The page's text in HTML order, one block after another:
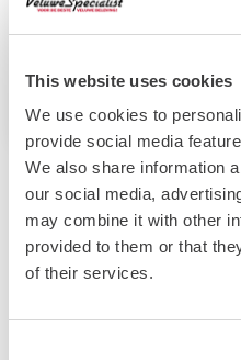
This website uses cookies
We use cookies to
provide social media
We also share information
our social media,
may combine it with other
provided to them or that
of their services.
Volwassene: €13,40
Bekijk ook deze
Ballonfiësta Barneveld